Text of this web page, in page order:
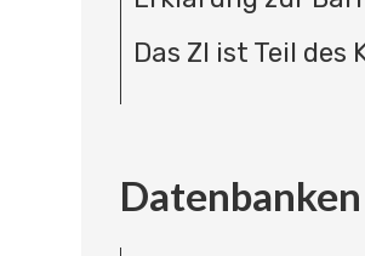
Das ZI ist Teil
Datenbanken